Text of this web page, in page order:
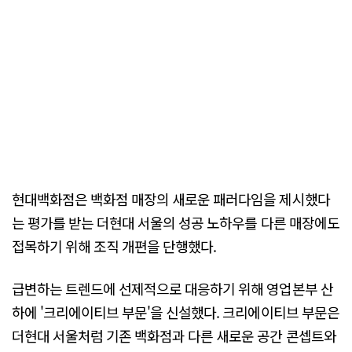
현대백화점은 백화점 매장의 새로운 패러다임을 제시했다
는 평가를 받는 더현대 서울의 성공 노하우를 다른 매장에도
접목하기 위해 조직 개편을 단행했다.
급변하는 트렌드에 선제적으로 대응하기 위해 영업본부 산
하에 '크리에이티브 부문'을 신설했다. 크리에이티브 부문은
더현대 서울처럼 기존 백화점과 다른 새로운 공간 콘셉트와